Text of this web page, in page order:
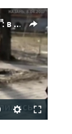
"Наш дурдом голосует за Путина": в Казани прошел арт-пикет "Открытой России"